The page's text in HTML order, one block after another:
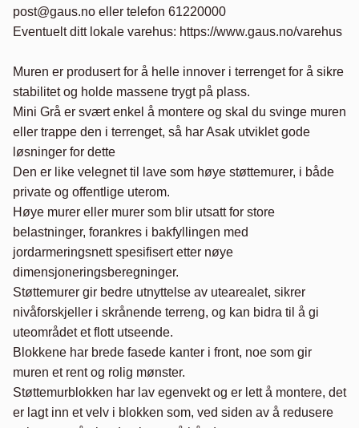
post@gaus.no eller telefon 61220000
Eventuelt ditt lokale varehus: https://www.gaus.no/varehus
Muren er produsert for å helle innover i terrenget for å sikre
stabilitet og holde massene trygt på plass.
Mini Grå er svært enkel å montere og skal du svinge muren
eller trappe den i terrenget, så har Asak utviklet gode
løsninger for dette
Den er like velegnet til lave som høye støttemurer, i både
private og offentlige uterom.
Høye murer eller murer som blir utsatt for store
belastninger, forankres i bakfyllingen med
jordarmeringsnett spesifisert etter nøye
dimensjoneringsberegninger.
Støttemurer gir bedre utnyttelse av utearealet, sikrer
nivåforskjeller i skrånende terreng, og kan bidra til å gi
uteområdet et flott utseende.
Blokkene har brede fasede kanter i front, noe som gir
muren et rent og rolig mønster.
Støttemurblokken har lav egenvekt og er lett å montere, det
er lagt inn et velv i blokken som, ved siden av å redusere